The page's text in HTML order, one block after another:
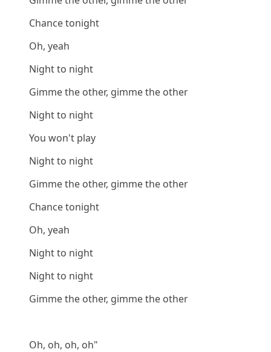
Chance tonight
Oh, yeah
Night to night
Gimme the other, gimme the other
Night to night
You won't play
Night to night
Gimme the other, gimme the other
Chance tonight
Oh, yeah
Night to night
Night to night
Gimme the other, gimme the other
Oh, oh, oh, oh"